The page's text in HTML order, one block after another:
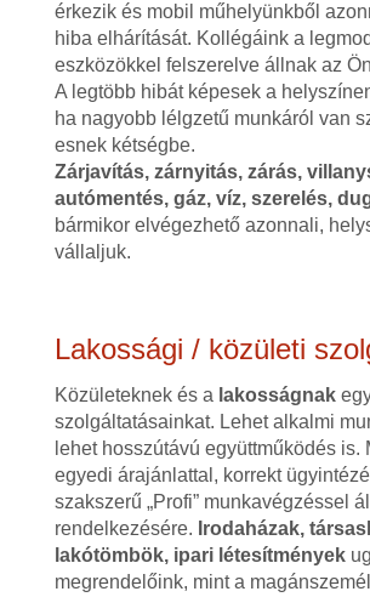
érkezik és mobil műhelyünkből
hiba elhárítását. Kollégáink a
eszközökkel felszerelve állnak az
A legtöbb hibát képesek a
ha nagyobb lélgzetű munkáról van
esnek kétségbe.
Zárjavítás, zárnyitás, zárás,
autómentés, gáz, víz, szerelés,
bármikor elvégezhető azonnali,
vállaljuk.
Lakossági / közületi
Közületeknek és a lakosságnak
szolgáltatásainkat. Lehet alkalmi
lehet hosszútávú együttműködés is.
egyedi árajánlattal, korrekt
szakszerű „Profi” munkavégzéssel
rendelkezésére. Irodaházak,
lakótömbök, ipari létesítmények
megrendelőink, mint a